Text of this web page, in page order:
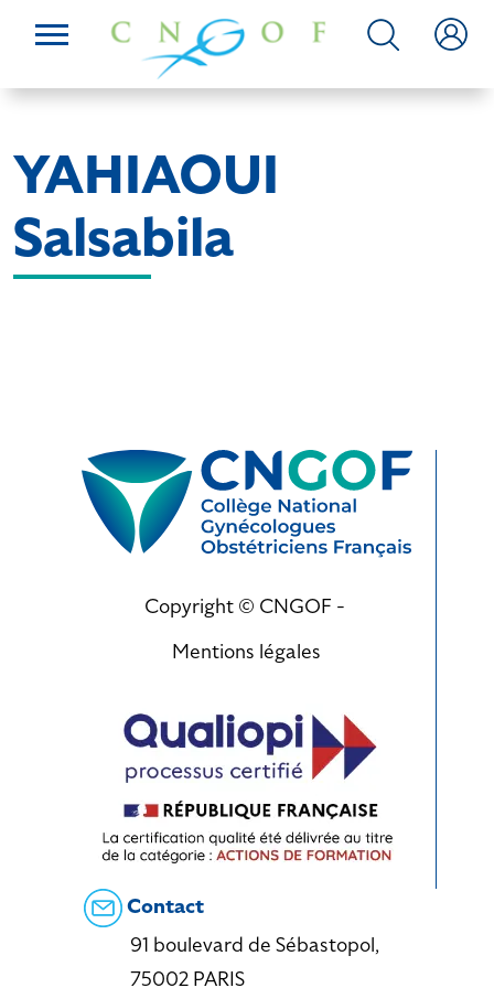
YAHIAOUI
Salsabila
Copyright © CNGOF -
Mentions légales
Contact
91 boulevard de Sébastopol,
75002 PARIS